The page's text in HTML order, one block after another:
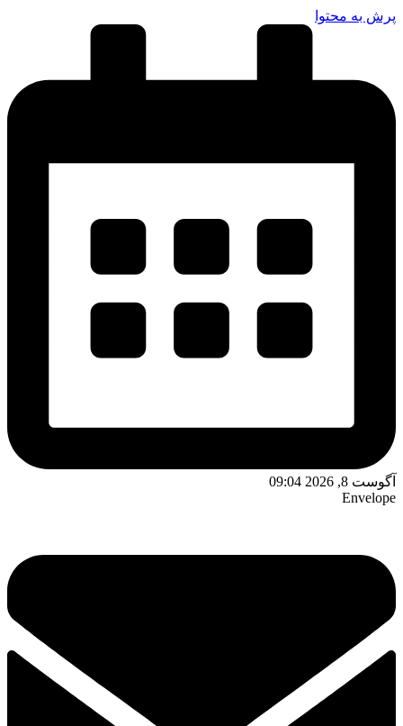
پرش به محتوا
آگوست 8, 2026 09:04
Envelope